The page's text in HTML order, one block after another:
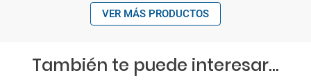
VER MÁS PRODUCTOS
También te puede interesar...